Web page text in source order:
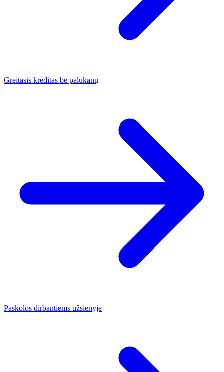
Greitasis kreditas be palūkanų
Paskolos dirbantiems užsienyje